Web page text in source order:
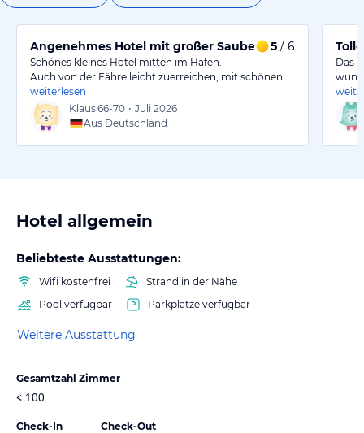
Angenehmes Hotel mit großer Sauberkeit und
5 / 6
Schönes kleines Hotel mitten im Hafen.
Auch von der Fähre leicht zuerreichen, mit schönen…
weiterlesen
Klaus66-70 • Juli 2026
Aus Deutschland
Das
Hotel allgemein
Beliebteste Ausstattungen:
Wifi kostenfrei
Strand in der Nähe
Pool verfügbar
Parkplätze verfügbar
Weitere Ausstattung
Gesamtzahl Zimmer
< 100
Check-In Check-Out